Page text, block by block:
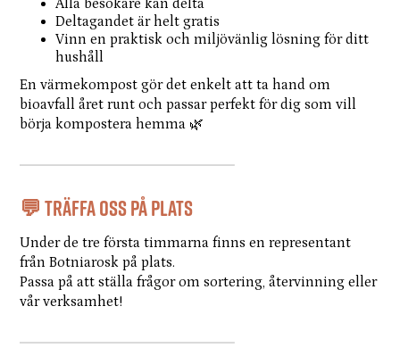
Alla besökare kan delta
Deltagandet är helt gratis
Vinn en praktisk och miljövänlig lösning för ditt
hushåll
En värmekompost gör det enkelt att ta hand om
bioavfall året runt och passar perfekt för dig som vill
börja kompostera hemma 🌿
💬 Träffa oss på plats
Under de tre första timmarna finns en representant
från Botniarosk på plats.
Passa på att ställa frågor om sortering, återvinning eller
vår verksamhet!